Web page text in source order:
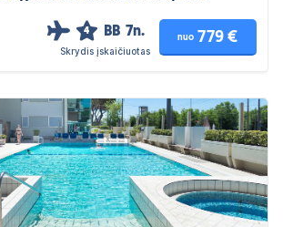
4 BB 7n.
Skrydis įskaičiuotas
nuo 779 €